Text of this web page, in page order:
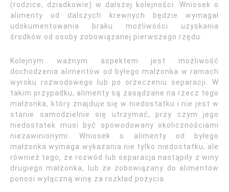
(rodzice, dziadkowie) w dalszej kolejności. Wniosek o
alimenty od dalszych krewnych będzie wymagał
udokumentowania braku możliwości uzyskania
środków od osoby zobowiązanej pierwszego rzędu.
Kolejnym ważnym aspektem jest możliwość
dochodzenia alimentów od byłego małżonka w ramach
wyroku rozwodowego lub po orzeczeniu separacji. W
takim przypadku, alimenty są zasądzane na rzecz tego
małżonka, który znajduje się w niedostatku i nie jest w
stanie samodzielnie się utrzymać, przy czym jego
niedostatek musi być spowodowany okolicznościami
niezawinionymi. Wniosek o alimenty od byłego
małżonka wymaga wykazania nie tylko niedostatku, ale
również tego, że rozwód lub separacja nastąpiły z winy
drugiego małżonka, lub że zobowiązany do alimentów
ponosi wyłączną winę za rozkład pożycia.